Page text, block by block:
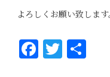
よろしくお願い致します
Fa T